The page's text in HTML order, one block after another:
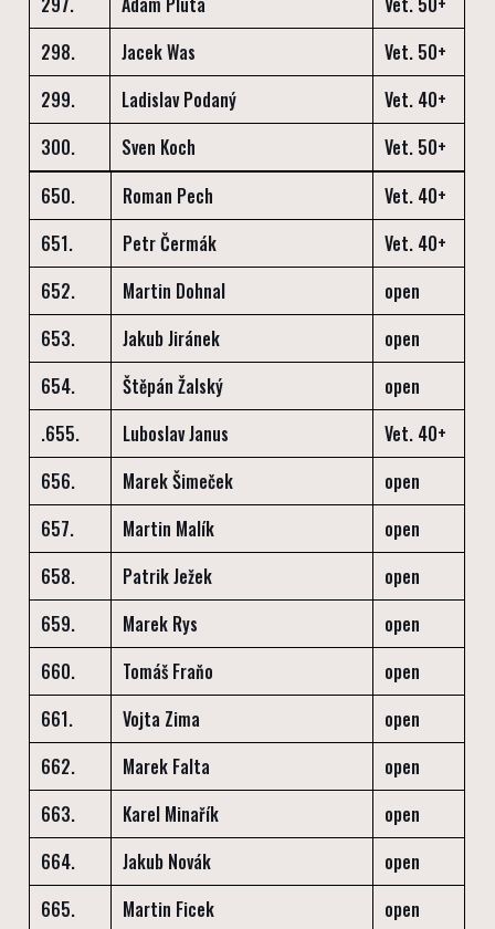
298.
Jacek Was
Vet. 50+
299.
Ladislav Podaný
Vet. 40+
300.
Sven Koch
Vet. 50+
650.
Roman Pech
Vet. 40+
651.
Petr Čermák
Vet. 40+
652.
Martin Dohnal
open
653.
Jakub Jiránek
open
654.
Štěpán Žalský
open
.655.
Luboslav Janus
Vet. 40+
656.
Marek Šimeček
open
657.
Martin Malík
open
658.
Patrik Ježek
open
659.
Marek Rys
open
660.
Tomáš Fraňo
open
661.
Vojta Zima
open
662.
Marek Falta
open
663.
Karel Minařík
open
664.
Jakub Novák
open
665.
Martin Ficek
open